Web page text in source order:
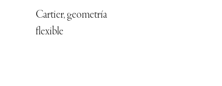
Cartier, geometría
flexible